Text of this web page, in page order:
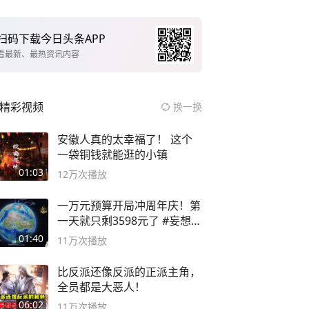
码下载今日头条APP
最新、最热资讯内容
精彩视频 换一换
01:03
安徽人真的太幸福了！ 这个
一袋铜钱就能逛的小镇
12万次播放
01:40
一万元预算开局冲周年庆！第
一天就只剩3598元了 #妄想山
海
11万次播放
06:02
比反派还像反派的正派主角，
全员都是大恶人！